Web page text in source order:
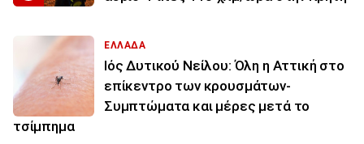
ΕΛΛΑΔΑ
Ιός Δυτικού Νείλου: Όλη η Αττική στο
επίκεντρο των κρουσμάτων-
Συμπτώματα και μέρες μετά το
τσίμπημα